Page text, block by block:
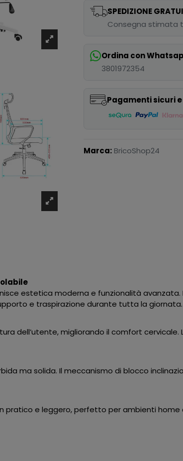
SPEDIZIONE
Consegna stimata
Ordina con
3801972354
Pagamenti sicuri
Marca: BricoShop24
estetica moderna e funzionalità
e traspirazione durante tutta la giornata.
dell’utente, migliorando il comfort cervicale.
ma solida. Il meccanismo di blocco
e leggero, perfetto per ambienti home